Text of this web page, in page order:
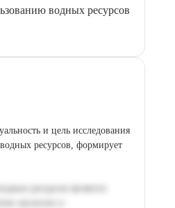
водных ресурсов
и цель исследования
ресурсов, формирует